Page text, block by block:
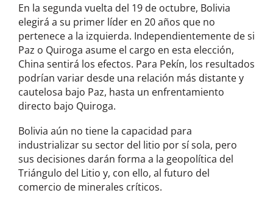
En la segunda vuelta del 19 de octubre, Bolivia
elegirá a su primer líder en 20 años que no
pertenece a la izquierda. Independientemente de si
Paz o Quiroga asume el cargo en esta elección,
China sentirá los efectos. Para Pekín, los resultados
podrían variar desde una relación más distante y
cautelosa bajo Paz, hasta un enfrentamiento
directo bajo Quiroga.
Bolivia aún no tiene la capacidad para
industrializar su sector del litio por sí sola, pero
sus decisiones darán forma a la geopolítica del
Triángulo del Litio y, con ello, al futuro del
comercio de minerales críticos.